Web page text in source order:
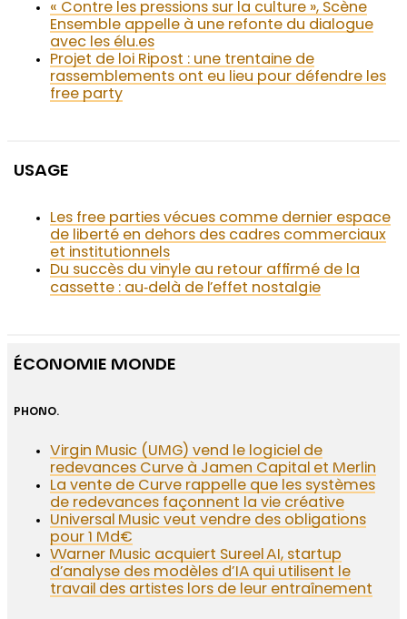
« Contre les pressions sur la culture », Scène
Ensemble appelle à une refonte du dialogue
avec les élu.es
Projet de loi Ripost : une trentaine de
rassemblements ont eu lieu pour défendre les
free party
USAGE
Les free parties vécues comme dernier espace
de liberté en dehors des cadres commerciaux
et institutionnels
Du succès du vinyle au retour affirmé de la
cassette : au‑delà de l’effet nostalgie
ÉCONOMIE MONDE
PHONO.
Virgin Music (UMG) vend le logiciel de
redevances Curve à Jamen Capital et Merlin
La vente de Curve rappelle que les systèmes
de redevances façonnent la vie créative
Universal Music veut vendre des obligations
pour 1 Md€
Warner Music acquiert Sureel AI, startup
d’analyse des modèles d’IA qui utilisent le
travail des artistes lors de leur entraînement